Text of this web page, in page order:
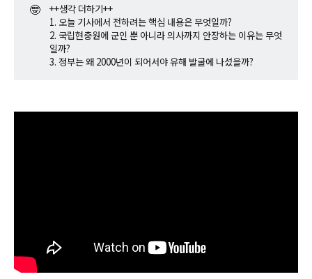
🤓
++생각 더하기++
1. 오늘 기사에서 전하려는 핵심 내용은 무엇일까?
2. 국립현충원에 군인 뿐 아니라 의사까지 안장하는 이유는 무엇
일까?
3. 정부는 왜 2000년이 되어서야 유해 발굴에 나섰을까?